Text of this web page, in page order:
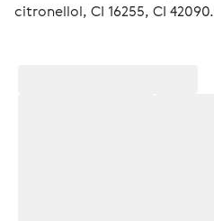
citronellol, CI 16255, CI 42090.